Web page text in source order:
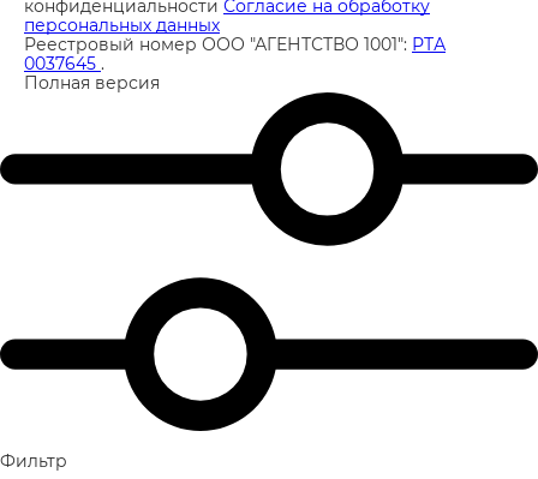
конфиденциальности Согласие на обработку
персональных данных
Реестровый номер ООО "АГЕНТСТВО 1001": РТА
0037645 .
Полная версия
Фильтр